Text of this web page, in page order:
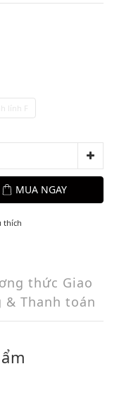
lính F
MUA NGAY
thích
thức Giao
& Thanh toán